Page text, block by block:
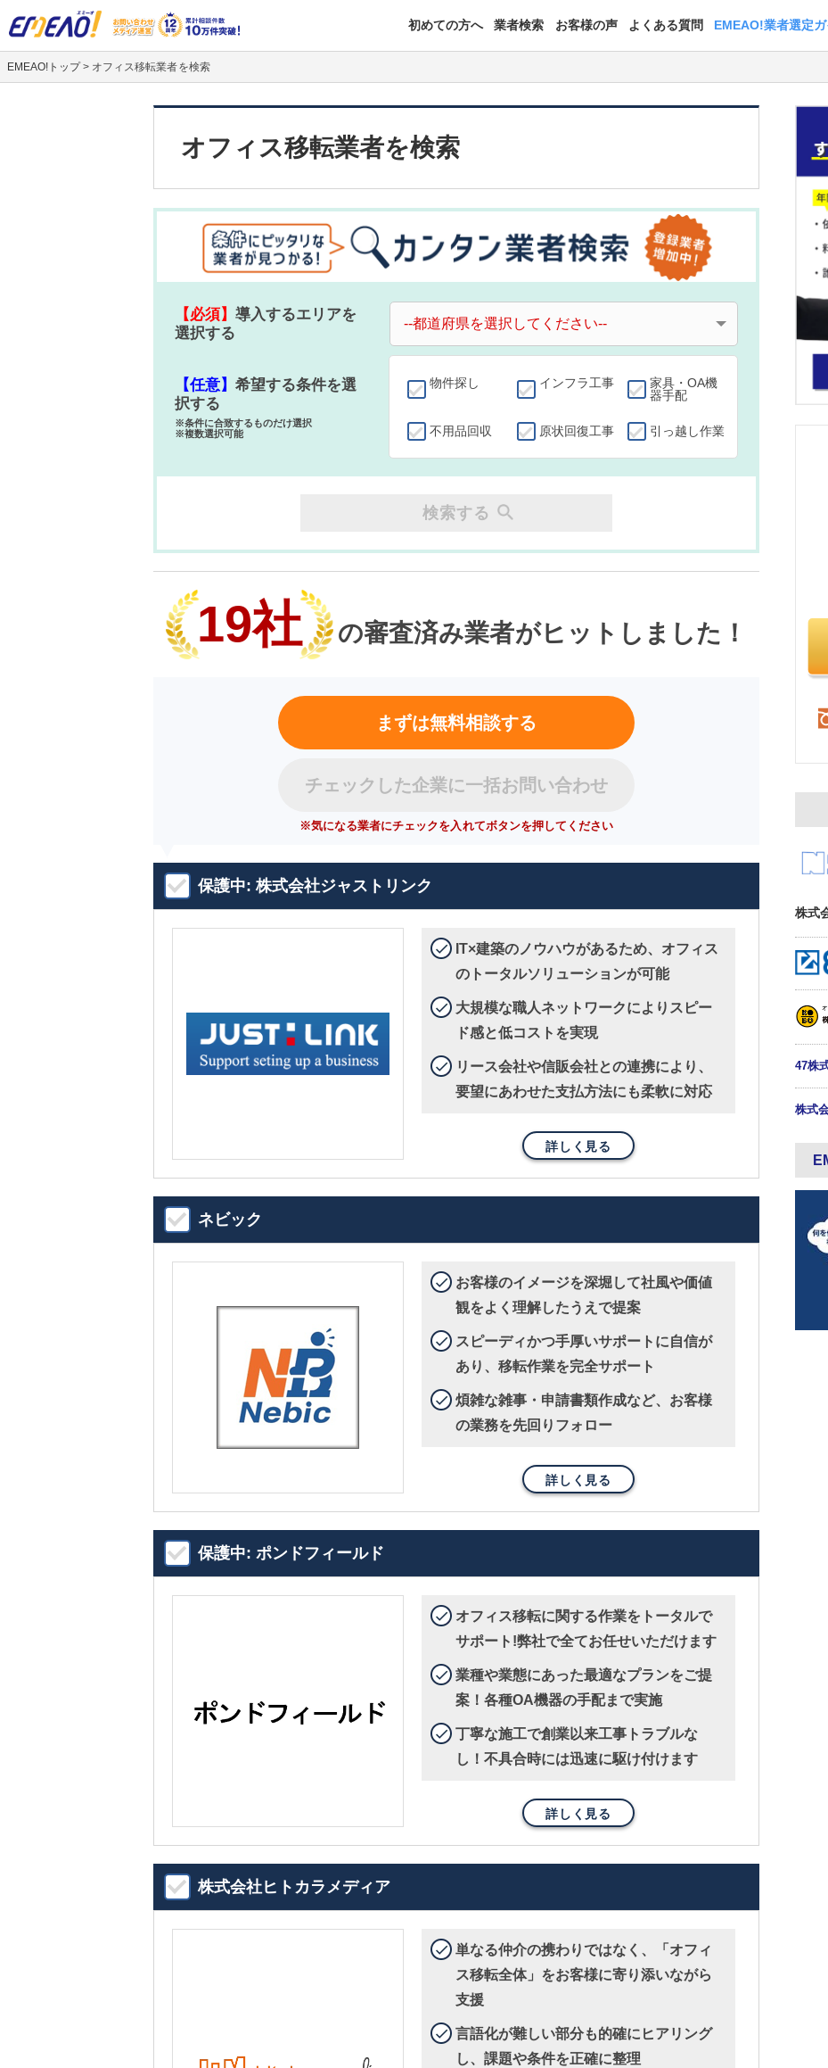
初めての方へ 業者検索 お客様の声 よくある質問 EMEAO!業者選定
EMEAO!トップ > オフィス移転業者を検索
オフィス移転業者を検索
【必須】導入するエリアを
選択する
【任意】希望する条件を選
択する
※条件に合致するものだけ選択
※複数選択可能
物件探し インフラ工事
家具・OA機
器手配
不用品回収 原状回復工事 引っ越し作業
検索する
19社 の審査済み業者がヒットしました！
まずは無料相談する
チェックした企業に一括お問い合わせ
※気になる業者にチェックを入れてボタンを押してください
保護中: 株式会社ジャストリンク
IT×建築のノウハウがあるため、オフィス
のトータルソリューションが可能
大規模な職人ネットワークによりスピー
ド感と低コストを実現
リース会社や信販会社との連携により、
要望にあわせた支払方法にも柔軟に対応
詳しく見る
ネビック
お客様のイメージを深堀して社風や価値
観をよく理解したうえで提案
スピーディかつ手厚いサポートに自信が
あり、移転作業を完全サポート
煩雑な雑事・申請書類作成など、お客様
の業務を先回りフォロー
詳しく見る
保護中: ポンドフィールド
オフィス移転に関する作業をトータルで
サポート!弊社で全てお任せいただけます
業種や業態にあった最適なプランをご提
案！各種OA機器の手配まで実施
丁寧な施工で創業以来工事トラブルな
し！不具合時には迅速に駆け付けます
詳しく見る
株式会社ヒトカラメディア
単なる仲介の携わりではなく、「オフィ
ス移転全体」をお客様に寄り添いながら
支援
言語化が難しい部分も的確にヒアリング
し、課題や条件を正確に整理
株式
47株
株式